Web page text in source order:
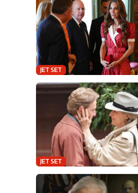
JET SET
JET SET